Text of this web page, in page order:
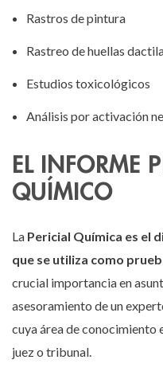
Rastros de pintura
Rastreo de huellas
Estudios toxicológicos
Análisis por activación
EL INFORME
QUÍMICO
La Pericial Química es el
que se utiliza como
crucial importancia en
asesoramiento de un
cuya área de conocimiento
juez o tribunal.